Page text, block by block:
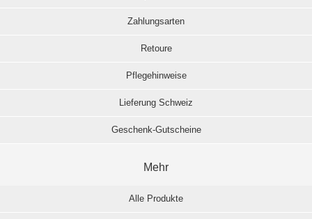
Zahlungsarten
Retoure
Pflegehinweise
Lieferung Schweiz
Geschenk-Gutscheine
Mehr
Alle Produkte